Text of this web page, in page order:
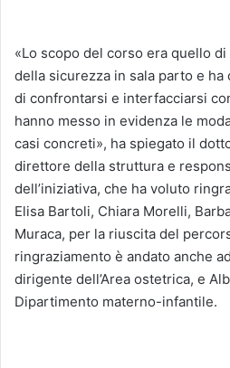
«Lo scopo del corso era quello
della sicurezza in sala parto e
di confrontarsi e interfacciarsi
hanno messo in evidenza le
casi concreti», ha spiegato il
direttore della struttura e
dell’iniziativa, che ha voluto
Elisa Bartoli, Chiara Morelli,
Muraca, per la riuscita del
ringraziamento è andato anche
dirigente dell’Area ostetrica, e
Dipartimento materno-infantile.